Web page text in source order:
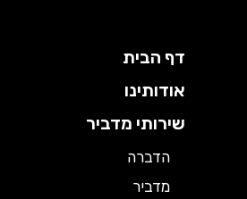
דף הבית
אודותינו
שירותי מדביר
הדברה
מדביר